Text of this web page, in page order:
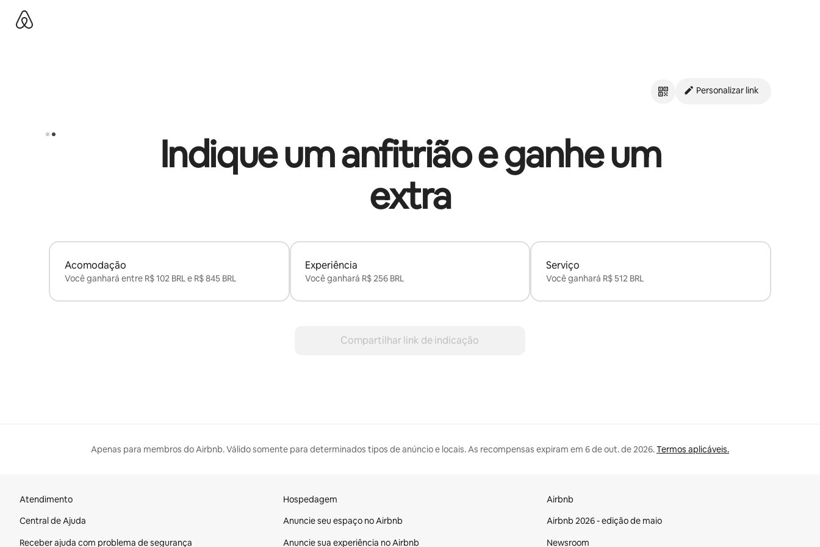
para
Personalizar link
Indique um anfitrião e ganhe um
extra
Acomodação
Você ganhará entre R$ 102 BRL e R$ 845 BRL
Experiência
Você ganhará R$ 256 BRL
Serviço
Você ganhará R$ 512 BRL
Compartilhar link de indicação
Apenas para membros do Airbnb. Válido somente para determinados tipos de anúncio e locais. As recompensas expiram em 6 de out. de 2026.Termos aplicáveis.
Atendimento
Central de Ajuda
Receber ajuda com problema de segurança
Hospedagem
Anuncie seu espaço no Airbnb
Anuncie sua experiência no Airbnb
Airbnb
Airbnb 2026 - edição de maio
Newsroom